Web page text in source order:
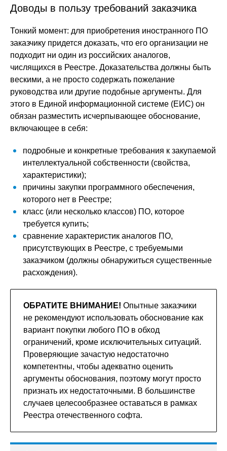
Доводы в пользу требований заказчика
Тонкий момент: для приобретения иностранного ПО
заказчику придется доказать, что его организации не
подходит ни один из российских аналогов,
числящихся в Реестре. Доказательства должны быть
вескими, а не просто содержать пожелание
руководства или другие подобные аргументы. Для
этого в Единой информационной системе (ЕИС) он
обязан разместить исчерпывающее обоснование,
включающее в себя:
подробные и конкретные требования к закупаемой
интеллектуальной собственности (свойства,
характеристики);
причины закупки программного обеспечения,
которого нет в Реестре;
класс (или несколько классов) ПО, которое
требуется купить;
сравнение характеристик аналогов ПО,
присутствующих в Реестре, с требуемыми
заказчиком (должны обнаружиться существенные
расхождения).
ОБРАТИТЕ ВНИМАНИЕ! Опытные заказчики
не рекомендуют использовать обоснование как
вариант покупки любого ПО в обход
ограничений, кроме исключительных ситуаций.
Проверяющие зачастую недостаточно
компетентны, чтобы адекватно оценить
аргументы обоснования, поэтому могут просто
признать их недостаточными. В большинстве
случаев целесообразнее оставаться в рамках
Реестра отечественного софта.